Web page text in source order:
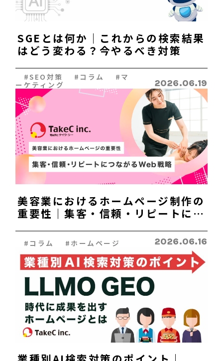
SGEとは何か｜これからの検索結果
はどう変わる？今やるべき対策
#SEO対策 #コラム #マ
ーケティング
2026.06.19
美容業におけるホームページ制作の
重要性｜集客・信頼・リピートにつ
#コラム #ホームページ 2026.06.16